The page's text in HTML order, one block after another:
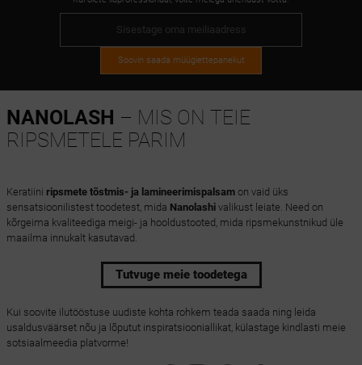
Soovin saada müügiettepanekut
NANOLASH – MIS ON TEIE
RIPSMETELE PARIM
Keratiini ripsmete tõstmis- ja lamineerimispalsamon vaid üks
sensatsioonilistest toodetest, mida Nanolashivalikust leiate. Need on
kõrgeima kvaliteediga meigi- ja hooldustooted, mida ripsmekunstnikud üle
maailma innukalt kasutavad.
Tutvuge meie toodetega
Kui soovite ilutööstuse uudiste kohta rohkem teada saada ning leida
usaldusväärset nõu ja lõputut inspiratsiooniallikat, külastage kindlasti meie
sotsiaalmeedia platvorme!